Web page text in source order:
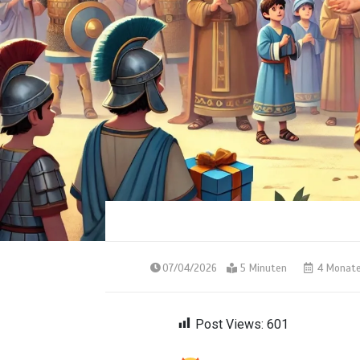
07/04/2026 5 Minuten 4
Post Views: 601